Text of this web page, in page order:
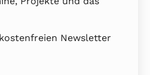
Newsletter